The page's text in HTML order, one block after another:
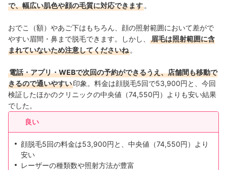
で、幅広い肌色や顔の毛質に対応できます 。
おでこ（額）やあご下はもちろん、顔の照射範囲において差がで
やすい眉間・鼻まで脱毛できます。しかし、
眉毛は照射範囲に含
まれていないため注意してくださいね 。
電話・アプリ・WEBで次回の予約ができるうえ、店舗間も移動で
きるので通いやすい印象。料金は顔脱毛5回で53,900円と、今回
検証したほかのクリニックの中央値（74,550円）よりも安い結果
でした。
良い
顔脱毛5回の料金は53,900円と、中央値（74,550円）より
安い
レーザーの種類数や照射方法が豊富